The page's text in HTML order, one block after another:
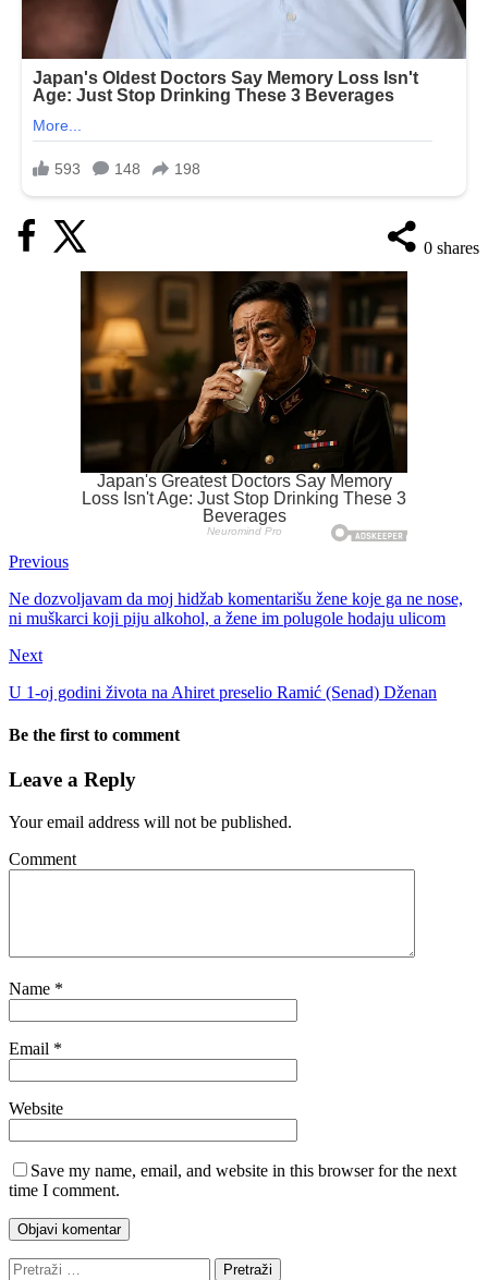
0 shares
Previous
Ne dozvoljavam da moj hidžab komentarišu žene koje ga ne nose,
ni muškarci koji piju alkohol, a žene im polugole hodaju ulicom
Next
U 1-oj godini života na Ahiret preselio Ramić (Senad) Dženan
Be the first to comment
Leave a Reply
Your email address will not be published.
Comment
Name *
Email *
Website
Save my name, email, and website in this browser for the next
time I comment.
Pretraži: